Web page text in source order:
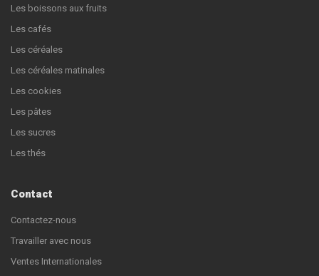
Les boissons aux fruits
Les cafés
Les céréales
Les céréales matinales
Les cookies
Les pâtes
Les sucres
Les thés
Contact
Contactez-nous
Travailler avec nous
Ventes Internationales